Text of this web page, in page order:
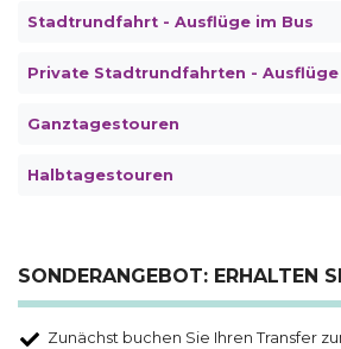
Stadtrundfahrt - Ausflüge im Bus
Private Stadtrundfahrten - Ausflüge
Ganztagestouren
Halbtagestouren
SONDERANGEBOT: ERHALTEN
Zunächst buchen Sie Ihren Transfer